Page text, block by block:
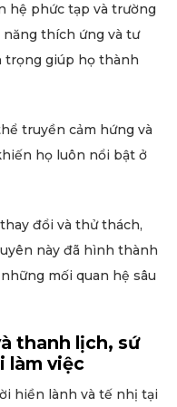
hệ phức tạp và trường
năng thích ứng và tư
trọng giúp họ thành
truyền cảm hứng và
họ luôn nổi bật ở
đổi và thử thách,
này đã hình thành
mối quan hệ sâu
thanh lịch, sứ
làm việc
hiền lành và tế nhị tại